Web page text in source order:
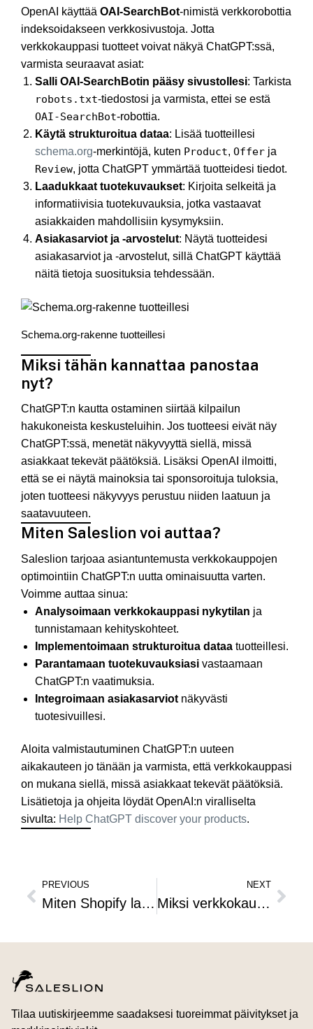
OpenAI käyttää OAI-SearchBot-nimistä verkkorobottia
indeksoidakseen verkkosivustoja. Jotta
verkkokauppasi tuotteet voivat näkyä ChatGPT:ssä,
varmista seuraavat asiat:​
Salli OAI-SearchBotin pääsy sivustollesi: Tarkista
robots.txt-tiedostosi ja varmista, ettei se estä
OAI-SearchBot-robottia.​
Käytä strukturoitua dataa: Lisää tuotteillesi
schema.org-merkintöjä, kuten Product, Offer ja
Review, jotta ChatGPT ymmärtää tuotteidesi tiedot.​
Laadukkaat tuotekuvaukset: Kirjoita selkeitä ja
informatiivisia tuotekuvauksia, jotka vastaavat
asiakkaiden mahdollisiin kysymyksiin.​
Asiakasarviot ja -arvostelut: Näytä tuotteidesi
asiakasarviot ja -arvostelut, sillä ChatGPT käyttää
näitä tietoja suosituksia tehdessään.​
Schema.org-rakenne tuotteillesi
Miksi tähän kannattaa panostaa
nyt?
ChatGPT:n kautta ostaminen siirtää kilpailun
hakukoneista keskusteluihin. Jos tuotteesi eivät näy
ChatGPT:ssä, menetät näkyvyyttä siellä, missä
asiakkaat tekevät päätöksiä. Lisäksi OpenAI ilmoitti,
että se ei näytä mainoksia tai sponsoroituja tuloksia,
joten tuotteesi näkyvyys perustuu niiden laatuun ja
saatavuuteen. ​
Miten Saleslion voi auttaa?
Saleslion tarjoaa asiantuntemusta verkkokauppojen
optimointiin ChatGPT:n uutta ominaisuutta varten.
Voimme auttaa sinua:​
Analysoimaan verkkokauppasi nykytilan ja
tunnistamaan kehityskohteet.​
Implementoimaan strukturoitua dataa tuotteillesi.​
Parantamaan tuotekuvauksiasi vastaamaan
ChatGPT:n vaatimuksia.​
Integroimaan asiakasarviot näkyvästi
tuotesivuillesi.​
Aloita valmistautuminen ChatGPT:n uuteen
aikakauteen jo tänään ja varmista, että verkkokauppasi
on mukana siellä, missä asiakkaat tekevät päätöksiä.​
Lisätietoja ja ohjeita löydät OpenAI:n viralliselta
sivulta: Help ChatGPT discover your products.​
PREVIOUS
Miten Shopify laskee palaavien asiakkaiden osuuden ja miksi se ei ole paras tapa
NEXT
Miksi verkkokaupan mainoskampanjasi ei toimi—ennen kuin se toimii?
Tilaa uutiskirjeemme saadaksesi tuoreimmat päivitykset ja